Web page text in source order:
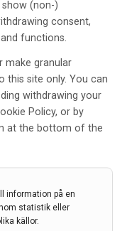
(non-)
consent,
functions.
make granular
this site only. You can
withdrawing your
Policy, or by
at the bottom of the
information på en
statistik eller
källor.
och
stor andel
eller ingen
46 procent av
stressrelaterad,
är hur AI-
interaktion och
för att både